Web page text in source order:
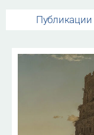
Публикации